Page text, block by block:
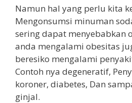
Namun hal yang perlu kita
Mengonsumsi minuman
sering dapat menyebabkan
anda mengalami obesitas
beresiko mengalami
Contoh nya degeneratif,
koroner, diabetes, Dan
ginjal.